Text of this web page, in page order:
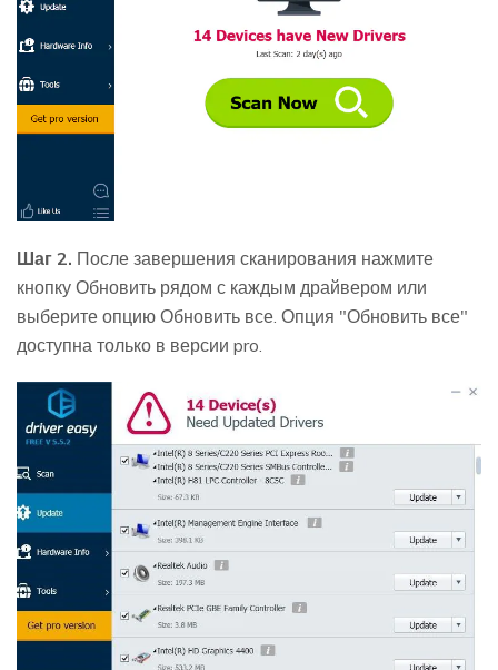
Шаг 2. После завершения сканирования нажмите
кнопку Обновить рядом с каждым драйвером или
выберите опцию Обновить все. Опция "Обновить все"
доступна только в версии pro.